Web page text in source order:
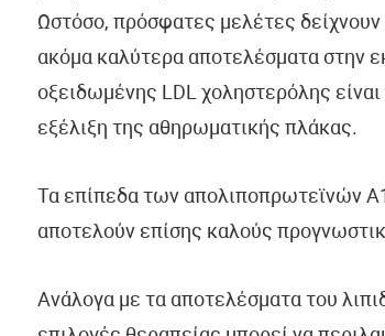
Ωστόσο, πρόσφατες μελέτες δείχνουν
ακόμα καλύτερα αποτελέσματα στην
οξειδωμένης LDL χοληστερόλης είναι
εξέλιξη της αθηρωματικής πλάκας.
Τα επίπεδα των απολιποπρωτεϊνών
αποτελούν επίσης καλούς
Ανάλογα με τα αποτελέσματα του